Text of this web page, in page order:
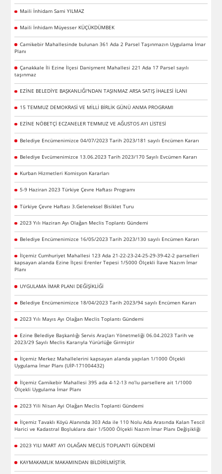
Maili İnhidam Sami YILMAZ
Maili İnhidam Müyesser KÜÇÜKDÜMBEK
Camikebir Mahallesinde bulunan 361 Ada 2 Parsel Taşınmazın Uygulama İmar
Planı
Çanakkale İli Ezine İlçesi Danişment Mahallesi 221 Ada 17 Parsel sayılı
taşınmaz
EZİNE BELEDİYE BAŞKANLIĞI'NDAN TAŞINMAZ ARSA SATIŞ İHALESİ İLANI
15 TEMMUZ DEMOKRASİ VE MİLLİ BİRLİK GÜNÜ ANMA PROGRAMI
EZİNE NÖBETÇİ ECZANELER TEMMUZ VE AĞUSTOS AYI LİSTESİ
Belediye Encümenimizce 04/07/2023 Tarih 2023/181 sayılı Encümen Kararı
Belediye Evcümenimizce 13.06.2023 Tarih 2023/170 Sayılı Evcümen Kararı
Kurban Hizmetleri Komisyon Kararları
5-9 Haziran 2023 Türkiye Çevre Haftası Programı
Türkiye Çevre Haftası 3.Geleneksel Bisiklet Turu
2023 Yılı Haziran Ayı Olağan Meclis Toplantı Gündemi
Belediye Encümenimizce 16/05/2023 Tarih 2023/130 sayılı Encümen Kararı
İlçemiz Cumhuriyet Mahallesi 123 Ada 21-22-23-24-25-29-39-42-2 parselleri
kapsayan alanda Ezine İlçesi Erenler Tepesi 1/5000 Ölçekli İlave Nazım İmar
Planı
UYGULAMA İMAR PLANI DEĞİŞİKLİĞİ
Belediye Encümenimizce 18/04/2023 Tarih 2023/94 sayılı Encümen Kararı
2023 Yılı Mayıs Ayı Olağan Meclis Toplantı Gündemi
Ezine Belediye Başkanlığı Servis Araçları Yönetmeliği 06.04.2023 Tarih ve
2023/29 Sayılı Meclis Kararıyla Yürürlüğe Girmiştir
İlçemiz Merkez Mahallelerini kapsayan alanda yapılan 1/1000 Ölçekli
Uygulama İmar Planı (UİP-171004432)
İlçemiz Camikebir Mahallesi 395 ada 4-12-13 no’lu parsellere ait 1/1000
Ölçekli Uygulama İmar Planı
2023 Yili Nisan Ayi Olağan Meclis Toplanti Gündemi
İlçemiz Tavaklı Köyü Alanında 303 Ada ile 110 Nolu Ada Arasında Kalan Tescil
Harici ve Kadastral Boşluklara dair 1/5000 Ölçekli Nazım İmar Planı Değişikliği
2023 YILI MART AYI OLAĞAN MECLİS TOPLANTI GÜNDEMİ
KAYMAKAMLIK MAKAMINDAN BİLDİRİLMİŞTİR.